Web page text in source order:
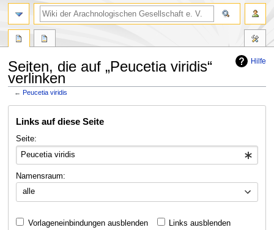
Hilfe
Seiten, die auf „Peucetia viridis“
verlinken
←Peucetia viridis
Navigation
Suche
Links auf diese Seite
Seite:
Namensraum:
alle
Vorlageneinbindungen ausblenden Links ausblenden